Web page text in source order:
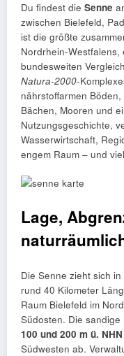
Du findest die Senne
zwischen Bielefeld,
ist die größte
bundesweiten
Natura‑2000-
nährstoffarmen
Bächen, Mooren und
Nutzungsgeschichte,
Wasserwirtschaft,
engem Raum – und
Lage,
Die Senne zieht sich
rund 40 Kilometer
Raum Bielefeld im
Südosten. Die
100 und 200 m ü. NHN
Südwesten ab.